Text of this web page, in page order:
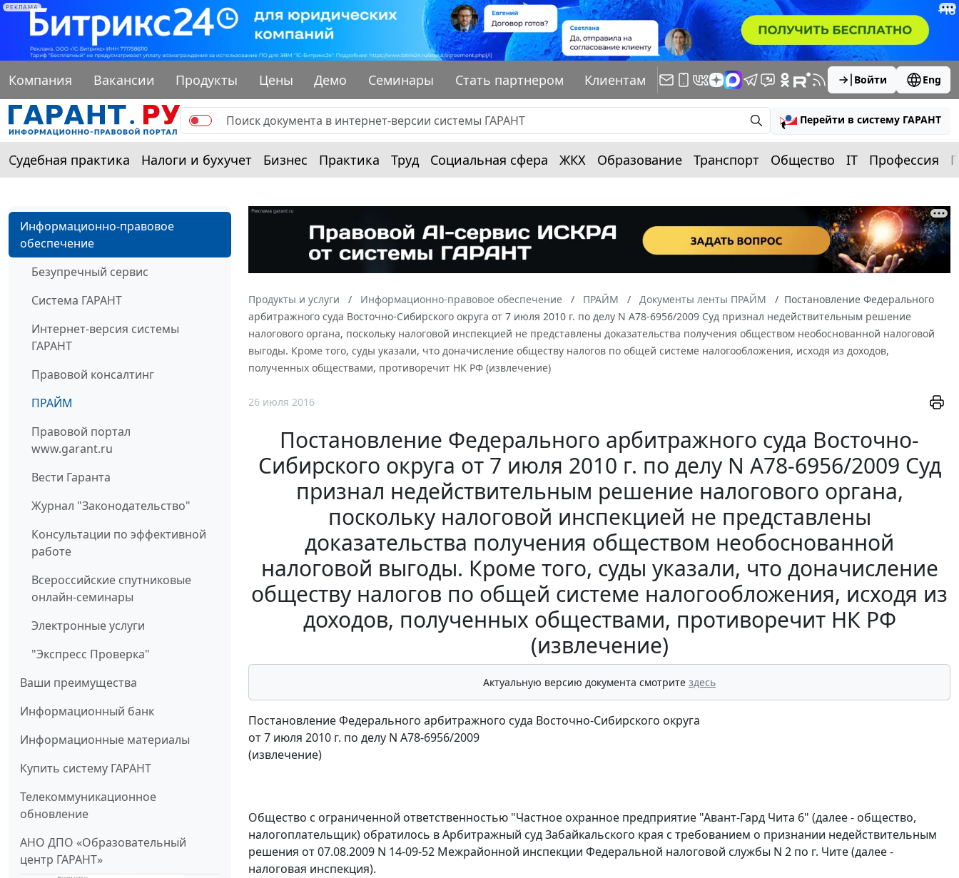
РЕКЛАМА
Компания Вакансии Продукты Цены Демо Семинары Стать партнером Клиентам Войти Eng
Перейти в систему ГАРАНТ
Судебная практика Налоги и бухучет Бизнес Практика Труд Социальная сфера ЖКХ Образование Транспорт Общество IT Профессия
Информационно-правовое
обеспечение
Безупречный сервис
Система ГАРАНТ
Интернет-версия системы
ГАРАНТ
Правовой консалтинг
ПРАЙМ
Правовой портал
www.garant.ru
Вести Гаранта
Журнал "Законодательство"
Консультации по эффективной
работе
Всероссийские спутниковые
онлайн-семинары
Электронные услуги
"Экспресс Проверка"
Ваши преимущества
Информационный банк
Информационные материалы
Купить систему ГАРАНТ
Телекоммуникационное
обновление
АНО ДПО «Образовательный
центр ГАРАНТ»
Продукты и услуги Информационно-правовое обеспечение ПРАЙМ Документы ленты ПРАЙМ
Постановление Федерального
арбитражного суда Восточно-Сибирского округа от 7 июля 2010 г. по делу N А78-6956/2009 Суд признал недействительным решение
налогового органа, поскольку налоговой инспекцией не представлены доказательства получения обществом необоснованной налоговой
выгоды. Кроме того, суды указали, что доначисление обществу налогов по общей системе налогообложения, исходя из доходов,
полученных обществами, противоречит НК РФ (извлечение)
26 июля 2016
Постановление Федерального арбитражного суда Восточно-
Сибирского округа от 7 июля 2010 г. по делу N А78-6956/2009 Суд
признал недействительным решение налогового органа,
поскольку налоговой инспекцией не представлены
доказательства получения обществом необоснованной
налоговой выгоды. Кроме того, суды указали, что доначисление
обществу налогов по общей системе налогообложения, исходя из
доходов, полученных обществами, противоречит НК РФ
(извлечение)
Актуальную версию документа смотрите здесь
Постановление Федерального арбитражного суда Восточно-Сибирского округа
от 7 июля 2010 г. по делу N А78-6956/2009
(извлечение)
Общество с ограниченной ответственностью "Частное охранное предприятие "Авант-Гард Чита 6" (далее - общество,
налогоплательщик) обратилось в Арбитражный суд Забайкальского края с требованием о признании недействительным
решения от 07.08.2009 N 14-09-52 Межрайонной инспекции Федеральной налоговой службы N 2 по г. Чите (далее -
налоговая инспекция).